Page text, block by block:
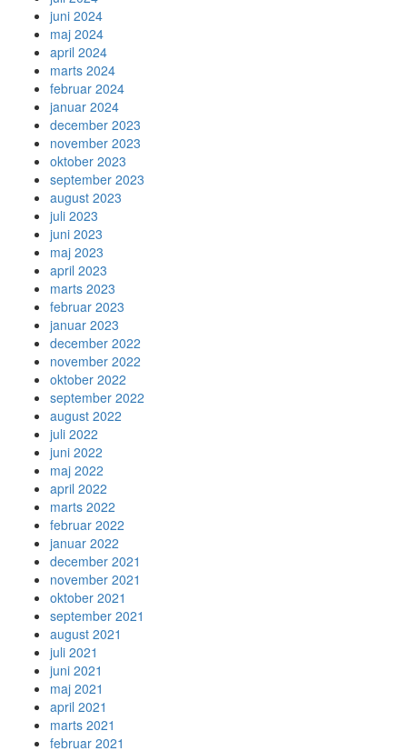
juni 2024
maj 2024
april 2024
marts 2024
februar 2024
januar 2024
december 2023
november 2023
oktober 2023
september 2023
august 2023
juli 2023
juni 2023
maj 2023
april 2023
marts 2023
februar 2023
januar 2023
december 2022
november 2022
oktober 2022
september 2022
august 2022
juli 2022
juni 2022
maj 2022
april 2022
marts 2022
februar 2022
januar 2022
december 2021
november 2021
oktober 2021
september 2021
august 2021
juli 2021
juni 2021
maj 2021
april 2021
marts 2021
februar 2021